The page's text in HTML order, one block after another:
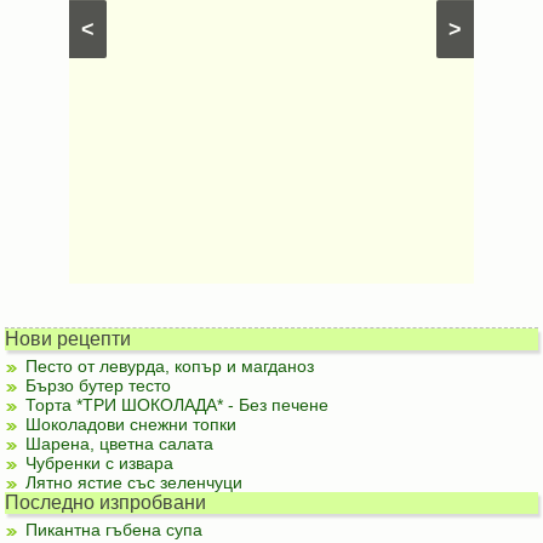
>
<
Нови рецепти
Песто от левурда, копър и магданоз
Бързо бутер тесто
Торта *ТРИ ШОКОЛАДА* - Без печене
Шоколадови снежни топки
Шарена, цветна салата
Чубренки с извара
Лятно ястие със зеленчуци
Последно изпробвани
Пикантна гъбена супа